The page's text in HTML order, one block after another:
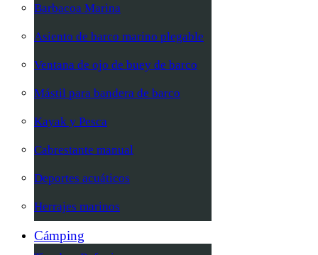
Barbacoa Marina
Asiento de barco marino plegable
Ventana de ojo de buey de barco
Mástil para bandera de barco
Kayak y Pesca
Cabrestante manual
Deportes acuáticos
Herrajes marinos
Cámping